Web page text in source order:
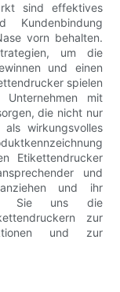
sind effektives
Kundenbindung
vorn behalten.
um die
und einen
spielen
mit
die nicht nur
wirkungsvolles
Etikettendrucker
und
und ihr
Sie uns die
zur
und zur